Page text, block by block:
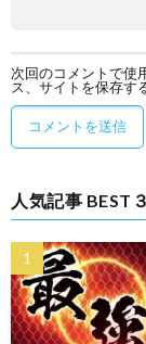
次回のコメントで使
ス、サイトを保存す
人気記事 BEST３